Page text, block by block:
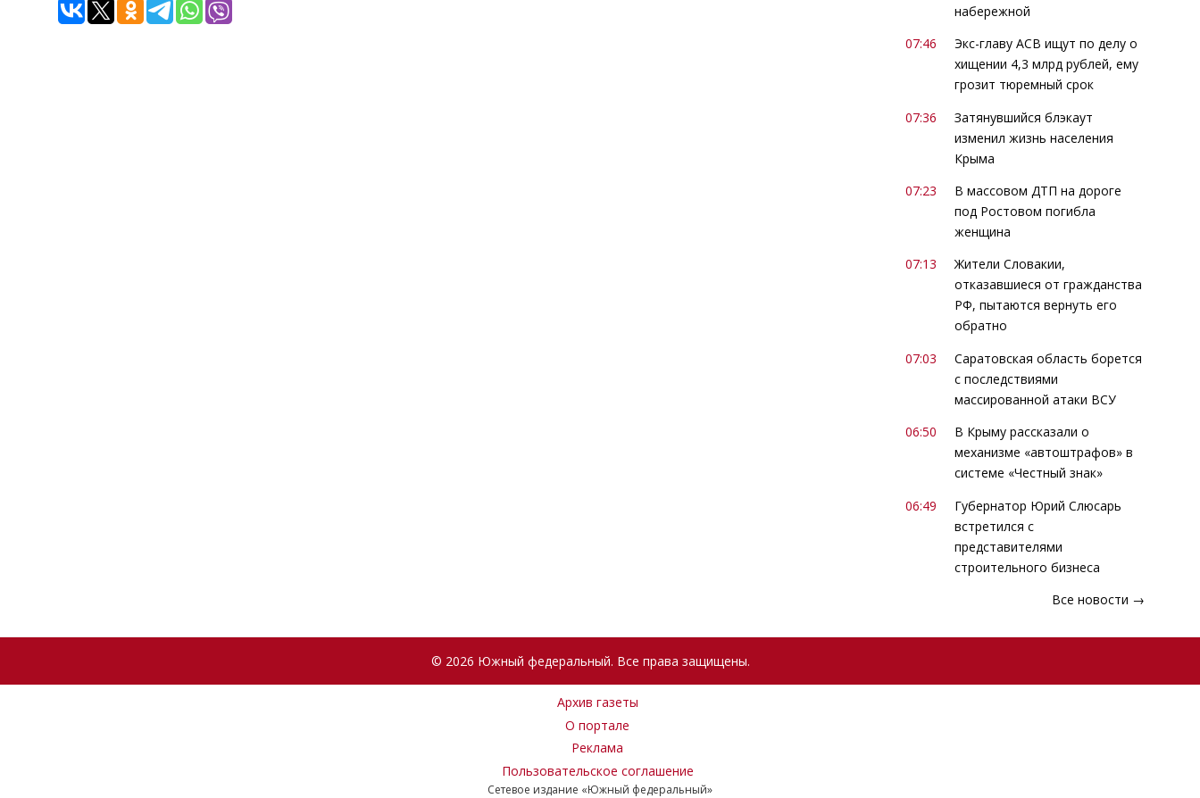
набережной
07:46
Экс-главу АСВ ищут по делу о
хищении 4,3 млрд рублей, ему
грозит тюремный срок
07:36
Затянувшийся блэкаут
изменил жизнь населения
Крыма
07:23
В массовом ДТП на дороге
под Ростовом погибла
женщина
07:13
Жители Словакии,
отказавшиеся от гражданства
РФ, пытаются вернуть его
обратно
07:03
Саратовская область борется
с последствиями
массированной атаки ВСУ
06:50
В Крыму рассказали о
механизме «автоштрафов» в
системе «Честный знак»
06:49
Губернатор Юрий Слюсарь
встретился с
представителями
строительного бизнеса
Все новости →
© 2026 Южный федеральный. Все права защищены.
Архив газеты
О портале
Реклама
Пользовательское соглашение
Сетевое издание «Южный федеральный»